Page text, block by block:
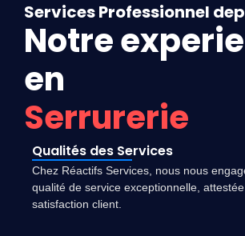
Services Professionnel
Notre
en
Serrurerie
Qualités des Services
Chez Réactifs Services, nous nous
qualité de service exceptionnelle,
satisfaction client.